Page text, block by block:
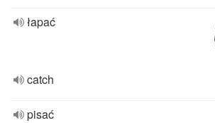
łapać
catch
pisać